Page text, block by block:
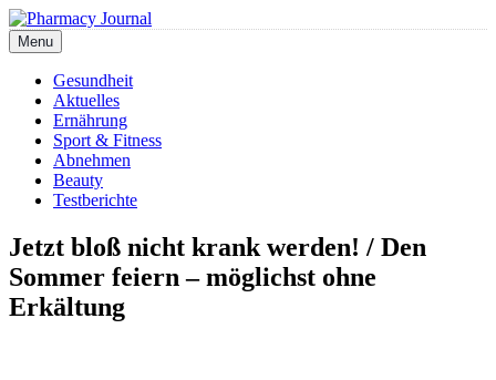
Skip
to
content
Pharmacy Journal
Menu
Gesundheit
Aktuelles
Ernährung
Sport & Fitness
Abnehmen
Beauty
Testberichte
Jetzt bloß nicht krank werden! / Den
Sommer feiern – möglichst ohne
Erkältung